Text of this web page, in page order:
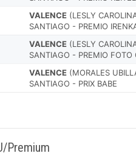
VALENCE (LESLY
SANTIAGO - PREMIO
VALENCE (LESLY
SANTIAGO - PREMIO FOTO
VALENCE (MORALES
SANTIAGO - PRIX BABE
Premium